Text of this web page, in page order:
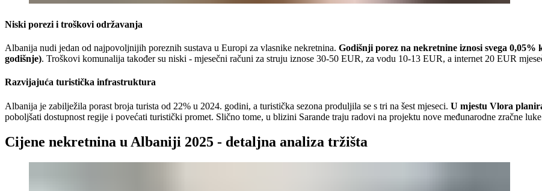
Niski porezi i troškovi održavanja
Albanija nudi jedan od najpovoljnijih poreznih sustava u Europi za vlasnike nekretnina. Godišnji porez na nekretnine iznosi svega
godišnje). Troškovi komunalija također su niski - mjesečni računi za struju iznose 30-50 EUR, za vodu 10-13 EUR, a internet 20 EUR
Razvijajuća turistička infrastruktura
Albanija je zabilježila porast broja turista od 22% u 2024. godini, a turistička sezona produljila se s tri na šest mjeseci. U mjestu Vlora
poboljšati dostupnost regije i povećati turistički promet. Slično tome, u blizini Sarande traju radovi na projektu nove međunarodne zračne
Cijene nekretnina u Albaniji 2025 - detaljna analiza tržišta